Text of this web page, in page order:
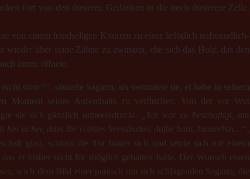
fort von den düsteren Gedanken in die noch düsterere Zelle.
von einem feindseligen Knurren zu einer lediglich unfreundlich-
über seine Zähne zu zwingen, ehe sich das Holz, das den
innen öffnete.
störe?“ , säuselte Sagarta, als vermutete sie, er habe in seinem
Moment seines Aufenthalts zu verfluchen. Von der vor Wut
sie sich gänzlich unbeeindruckt.
„Ich war zu beschäftigt, um
bin sicher, dass Ihr vollstes Verständnis dafür habt. Immerhin…“,
glatt, schloss die Tür hinter sich und setzte sich mit einem
er bisher nicht für möglich gehalten hatte. Der Wunsch einen
wich dem Bild einer panisch um sich schlagenden Sagarta, die